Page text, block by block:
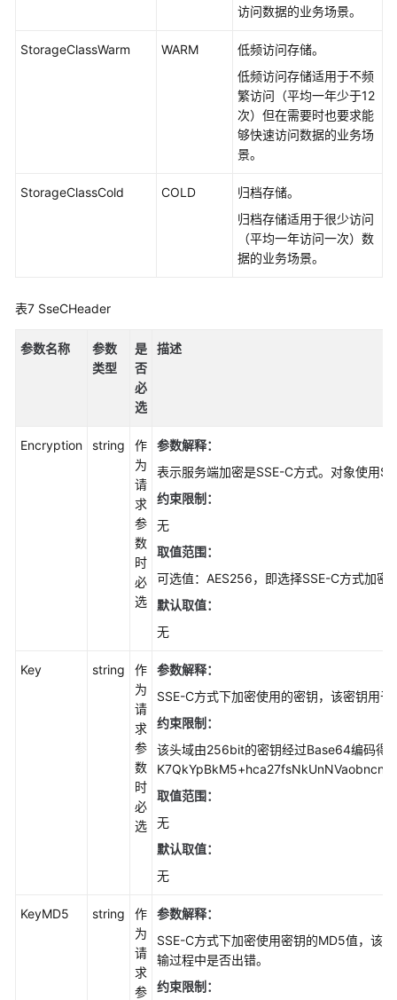
访问数据的业务场景。
StorageClassWarm WARM
低频访问存储。
低频访问存储适用于不频
繁访问（平均一年少于12
次）但在需要时也要求能
够快速访问数据的业务场
景。
StorageClassCold COLD
归档存储。
归档存储适用于很少访问
（平均一年访问一次）数
据的业务场景。
表7 SseCHeader
参数名称
参数
类型
是
否
必
选
描述
Encryption string
作
为
请
求
参
数
时
必
选
参数解释：
表示服务端加密是SSE-C方式。对象使用
约束限制：
无
取值范围：
可选值：AES256，即选择SSE-C方式加密
默认取值：
无
Key string
作
为
请
求
参
数
时
必
选
参数解释：
SSE-C方式下加密使用的密钥，该密钥用于
约束限制：
该头域由256bit的密钥经过Base64编码得
取值范围：
无
默认取值：
无
KeyMD5 string
作
为
请
求
参
参数解释：
SSE-C方式下加密使用密钥的MD5值，该
输过程中是否出错。
约束限制：